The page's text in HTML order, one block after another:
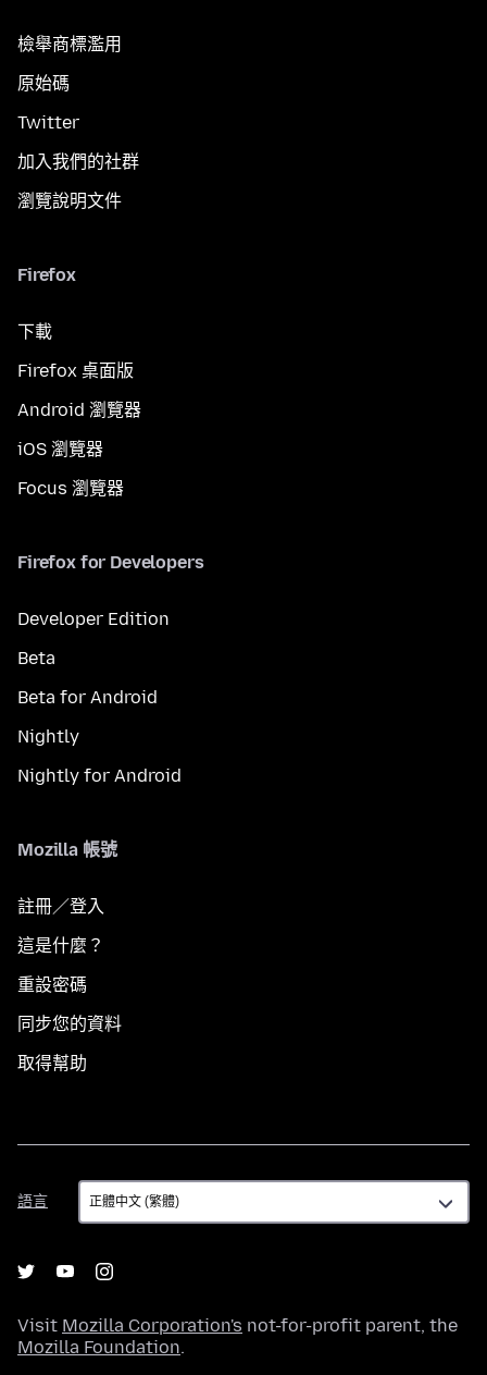
檢舉商標濫用
原始碼
Twitter
加入我們的社群
瀏覽說明文件
Firefox
下載
Firefox 桌面版
Android 瀏覽器
iOS 瀏覽器
Focus 瀏覽器
Firefox for Developers
Developer Edition
Beta
Beta for Android
Nightly
Nightly for Android
Mozilla 帳號
註冊／登入
這是什麼？
重設密碼
同步您的資料
取得幫助
語言
語
言
Visit Mozilla Corporation's not-for-profit parent, the
Mozilla Foundation.